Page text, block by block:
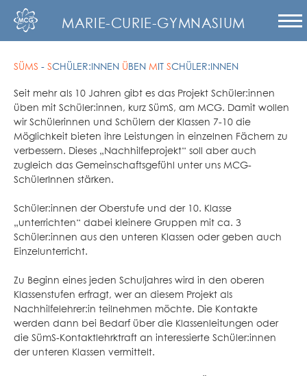
MARIE-CURIE-GYMNASIUM
SÜMS - SCHÜLER:INNEN Ü BEN M SCHÜLER:INNEN
Seit mehr als 10 Jahren gibt es das Projekt Schüler:innen
üben mit Schüler:innen, kurz SümS, am MCG. Damit wollen
wir Schülerinnen und Schülern der Klassen 7-10 die
Möglichkeit bieten ihre Leistungen in einzelnen Fächern zu
verbessern. Dieses „Nachhilfeprojekt“ soll aber auch
zugleich das Gemeinschaftsgefühl unter uns MCG-
SchülerInnen stärken.
Schüler:innen der Oberstufe und der 10. Klasse
„unterrichten“ dabei kleinere Gruppen mit ca. 3
Schüler:innen aus den unteren Klassen oder geben auch
Einzelunterricht.
Zu Beginn eines jeden Schuljahres wird in den oberen
Klassenstufen erfragt, wer an diesem Projekt als
Nachhilfelehrer:in teilnehmen möchte. Die Kontakte
werden dann bei Bedarf über die Klassenleitungen oder
die SümS-Kontaktlehrktraft an interessierte Schüler:innen
der unteren Klassen vermittelt.